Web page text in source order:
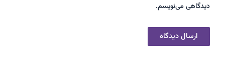
دیدگاهی می‌نویسم.